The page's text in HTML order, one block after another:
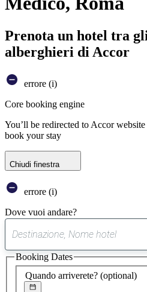
Prenota un hotel tra
alberghieri di Accor
errore (i)
Core booking engine
You’ll be redirected to Accor
book your stay
Chiudi finestra
errore (i)
Dove vuoi andare?
Quando arriverete? (optional)
Booking Dates